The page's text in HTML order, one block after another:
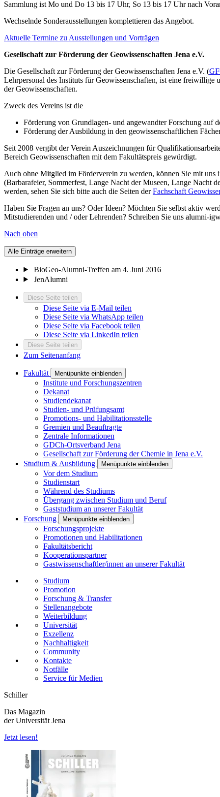
Sammlung ist Mo und Do 13 bis 17 Uhr, So 13 bis 17 Uhr nach
Wechselnde Sonderausstellungen komplettieren das Angebot.
Aktuelle Termine zu Ausstellungen und Vorträgen
Gesellschaft zur Förderung der Geowissenschaften Jena e.V.
Die Gesellschaft zur Förderung der Geowissenschaften Jena e.V. (
Lehrpersonal des Instituts für Geowissenschaften, ist eine freiwillige
der Geowissenschaften.
Zweck des Vereins ist die
Förderung von Grundlagen- und angewandter Forschung auf
Förderung der Ausbildung in den geowissenschaftlichen
Seit 2008 vergibt der Verein Auszeichnungen für
Bereich Geowissenschaften mit dem Fakultätspreis gewürdigt.
Auch ohne Mitglied im Förderverein zu werden, können Sie mit
(Barbarafeier, Sommerfest, Lange Nacht der Museen, Lange Nacht
werden, sehen Sie sich bitte auch die Seiten derFachschaft
Haben Sie Fragen an uns? Oder Ideen? Möchten Sie selbst aktiv
Mitstudierenden und / oder Lehrenden? Schreiben Sie uns alumni-
Nach oben
Alle Einträge erweitern
BioGeo-Alumni-Treffen am 4. Juni 2016
JenAlumni
Diese Seite teilen
Diese Seite via E-Mail teilen
Diese Seite via WhatsApp teilen
Diese Seite via Facebook teilen
Diese Seite via LinkedIn teilen
Diese Seite teilen
Zum Seitenanfang
Fakultät Menüpunkte einblenden
Institute und Forschungszentren
Dekanat
Studiendekanat
Studien- und Prüfungsamt
Promotions- und Habilitationsstelle
Gremien und Beauftragte
Zentrale Informationen
GDCh-Ortsverband Jena
Gesellschaft zur Förderung der Chemie in Jena e.V.
Studium & Ausbildung
Menüpunkte einblenden
Vor dem Studium
Studienstart
Während des Studiums
Übergang zwischen Studium und Beruf
Gaststudium an unserer Fakultät
Forschung
Menüpunkte einblenden
Forschungsprojekte
Promotionen und Habilitationen
Fakultätsbericht
Kooperationspartner
Gastwissenschaftler/innen an unserer Fakultät
Studium
Promotion
Forschung & Transfer
Stellenangebote
Weiterbildung
Universität
Exzellenz
Nachhaltigkeit
Community
Kontakte
Notfälle
Service für Medien
Schiller
Das Magazin
der Universität Jena
Jetzt lesen!